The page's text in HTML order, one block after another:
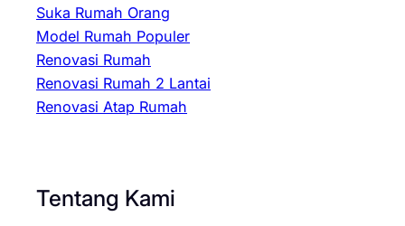
Suka Rumah Orang
Model Rumah Populer
Renovasi Rumah
Renovasi Rumah 2 Lantai
Renovasi Atap Rumah
Tentang Kami